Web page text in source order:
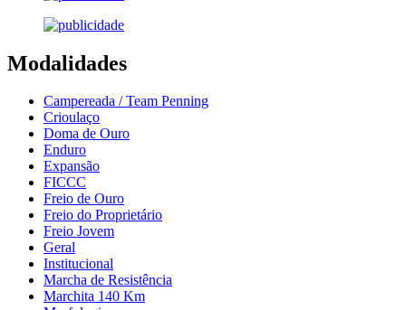
Modalidades
Campereada / Team Penning
Crioulaço
Doma de Ouro
Enduro
Expansão
FICCC
Freio de Ouro
Freio do Proprietário
Freio Jovem
Geral
Institucional
Marcha de Resistência
Marchita 140 Km